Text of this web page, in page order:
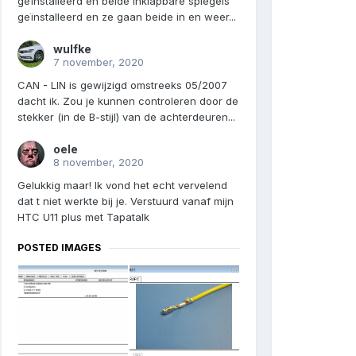
geïnstalleerd en ze gaan beide in en weer...
wulfke
7 november, 2020
CAN - LIN is gewijzigd omstreeks 05/2007
dacht ik. Zou je kunnen controleren door de
stekker (in de B-stijl) van de achterdeuren...
oele
8 november, 2020
Gelukkig maar! Ik vond het echt vervelend
dat t niet werkte bij je. Verstuurd vanaf mijn
HTC U11 plus met Tapatalk
POSTED IMAGES